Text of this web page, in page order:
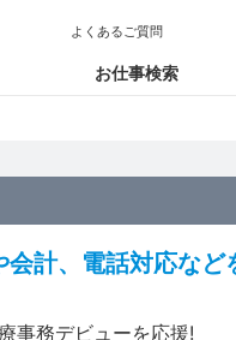
お仕事検索
よくあるご質問
計、電話対応な
事務デビューを応援!